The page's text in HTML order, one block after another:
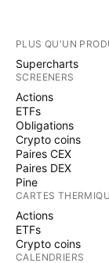
PLUS QU'UN
Supercharts
SCREENERS
Actions
ETFs
Obligations
Crypto coins
Paires CEX
Paires DEX
Pine
CARTES
Actions
ETFs
Crypto coins
CALENDRIERS